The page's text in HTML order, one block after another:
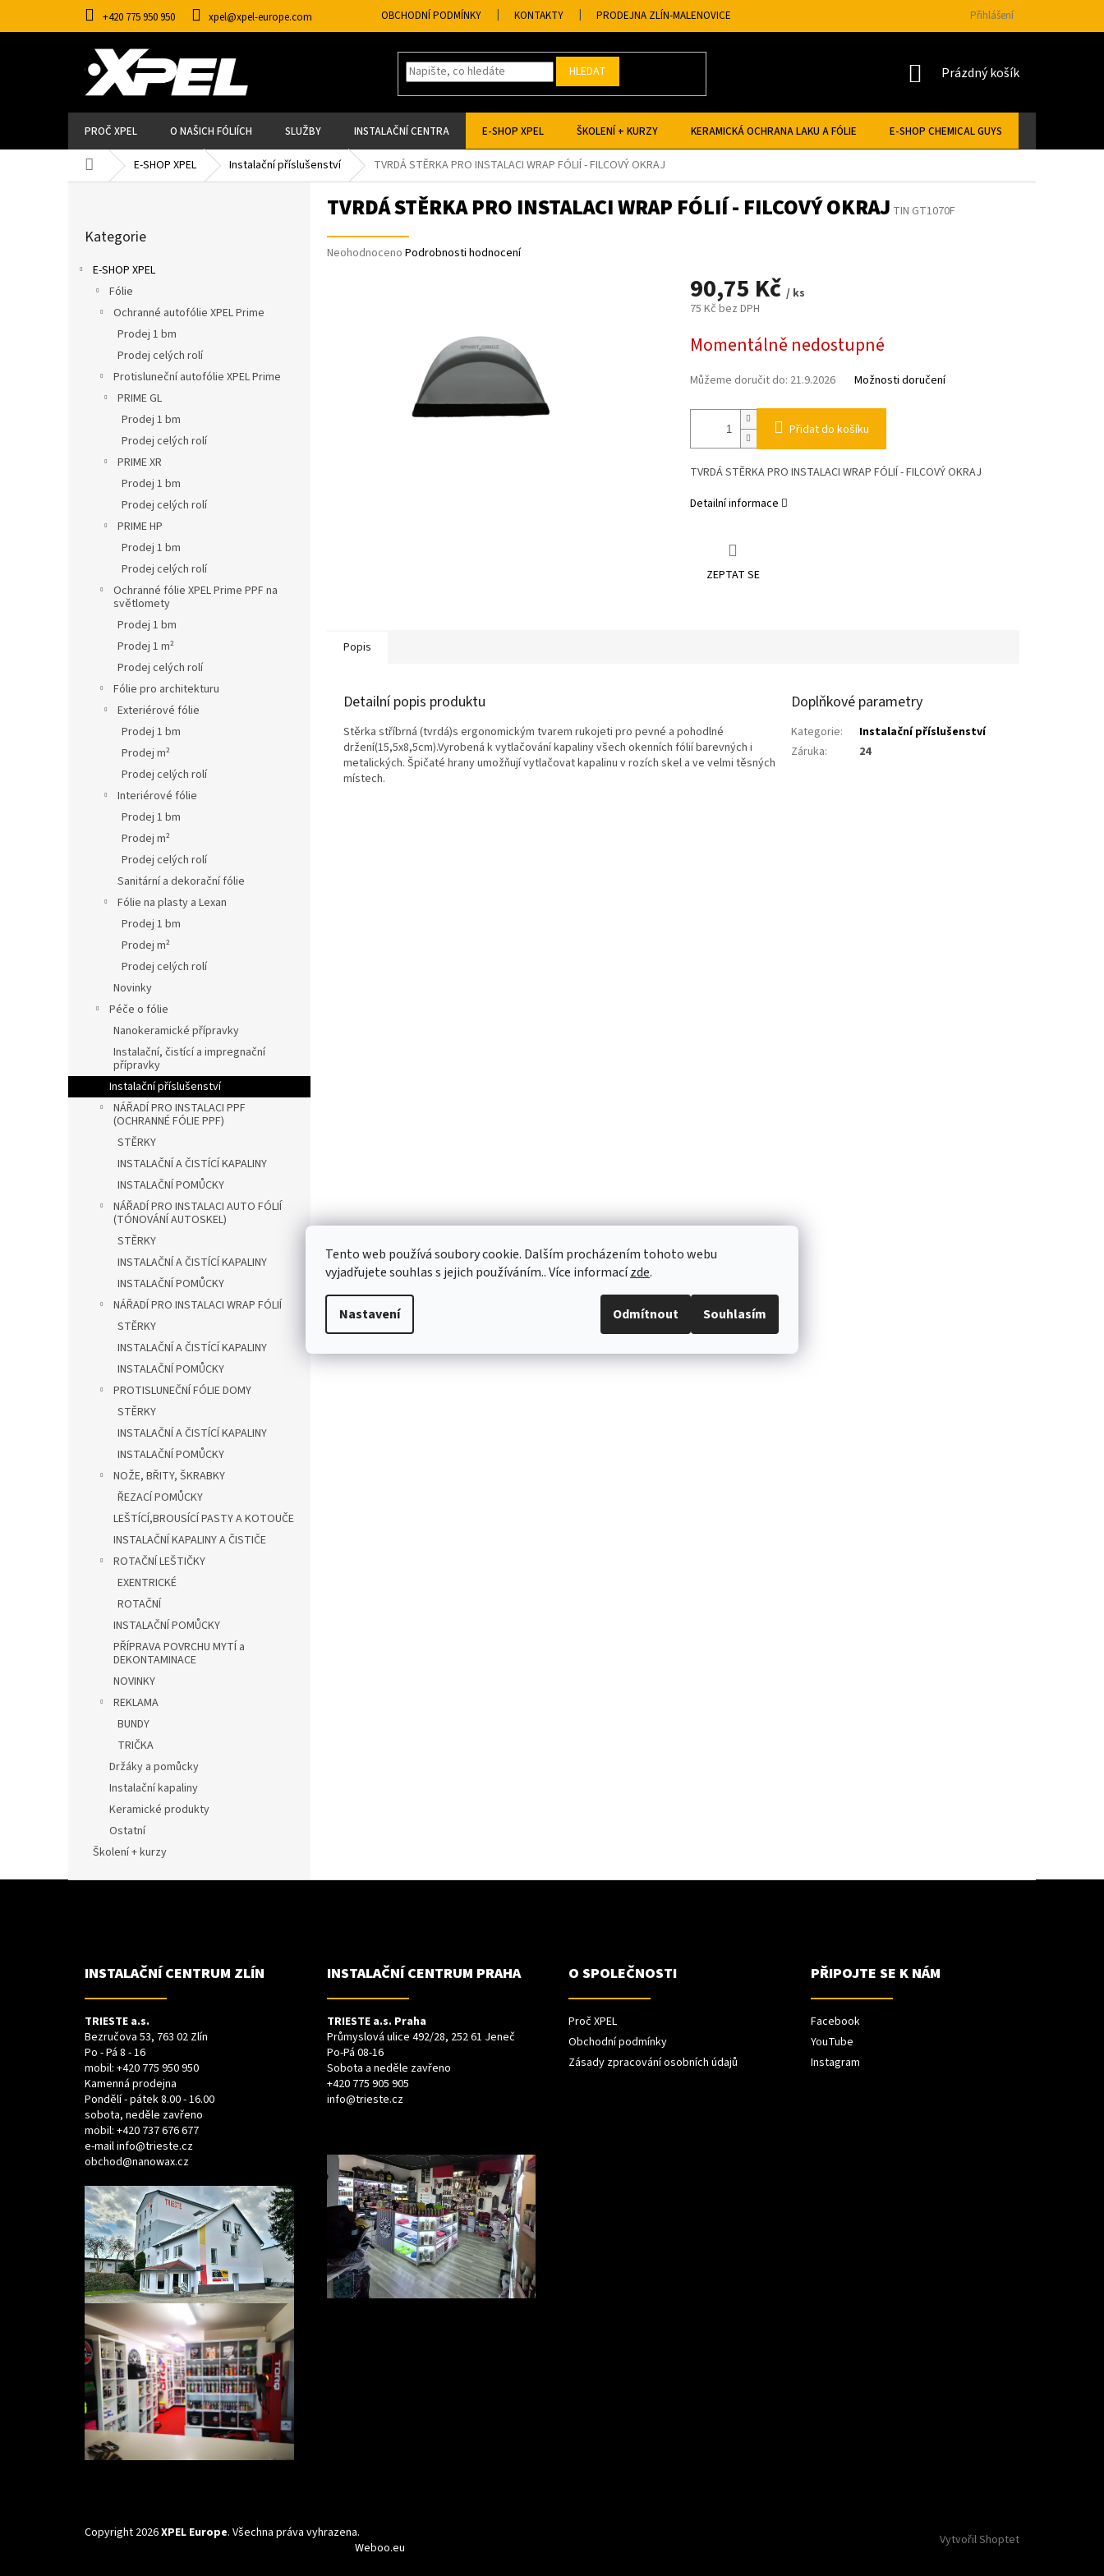
Tento web používá soubory cookie. Dalším procházením tohoto webu
vyjadřujete souhlas s jejich používáním.. Více informacízde.
Nastavení Odmítnout Souhlasím
+420 775 950 950 xpel@xpel-europe.com OBCHODNÍ PODMÍNKY KONTAKTY PRODEJNA ZLÍN-MALENOVICE Přihlášení
HLEDAT
NÁKUPNÍ
Prázdný košík
PROČ XPEL O NAŠICH FÓLIÍCH SLUŽBY INSTALAČNÍ CENTRA E-SHOP XPEL ŠKOLENÍ + KURZY KERAMICKÁ OCHRANA LAKU A FÓLIE E-SHOP CHEMICAL GUYS
Domů E-SHOP XPEL Instalační příslušenství TVRDÁ STĚRKA PRO INSTALACI WRAP FÓLIÍ - FILCOVÝ OKRAJ
P
kategorie
Kategorie
E-SHOP XPEL
Fólie
Ochranné autofólie XPEL Prime
Prodej 1 bm
Prodej celých rolí
Protisluneční autofólie XPEL Prime
PRIME GL
Prodej 1 bm
Prodej celých rolí
PRIME XR
Prodej 1 bm
Prodej celých rolí
PRIME HP
Prodej 1 bm
Prodej celých rolí
Ochranné fólie XPEL Prime PPF na
světlomety
Prodej 1 bm
Prodej 1 m²
Prodej celých rolí
Fólie pro architekturu
Exteriérové fólie
Prodej 1 bm
Prodej m²
Prodej celých rolí
Interiérové fólie
Prodej 1 bm
Prodej m²
Prodej celých rolí
Sanitární a dekorační fólie
Fólie na plasty a Lexan
Prodej 1 bm
Prodej m²
Prodej celých rolí
Novinky
Péče o fólie
Nanokeramické přípravky
Instalační, čistící a impregnační
přípravky
Instalační příslušenství
NÁŘADÍ PRO INSTALACI PPF
(OCHRANNÉ FÓLIE PPF)
STĚRKY
INSTALAČNÍ A ČISTÍCÍ KAPALINY
INSTALAČNÍ POMŮCKY
NÁŘADÍ PRO INSTALACI AUTO FÓLIÍ
(TÓNOVÁNÍ AUTOSKEL)
STĚRKY
INSTALAČNÍ A ČISTÍCÍ KAPALINY
INSTALAČNÍ POMŮCKY
NÁŘADÍ PRO INSTALACI WRAP FÓLIÍ
STĚRKY
INSTALAČNÍ A ČISTÍCÍ KAPALINY
INSTALAČNÍ POMŮCKY
PROTISLUNEČNÍ FÓLIE DOMY
STĚRKY
INSTALAČNÍ A ČISTÍCÍ KAPALINY
INSTALAČNÍ POMŮCKY
NOŽE, BŘITY, ŠKRABKY
ŘEZACÍ POMŮCKY
LEŠTÍCÍ,BROUSÍCÍ PASTY A KOTOUČE
INSTALAČNÍ KAPALINY A ČISTIČE
ROTAČNÍ LEŠTIČKY
EXENTRICKÉ
ROTAČNÍ
INSTALAČNÍ POMŮCKY
PŘÍPRAVA POVRCHU MYTÍ a
DEKONTAMINACE
NOVINKY
REKLAMA
BUNDY
TRIČKA
Držáky a pomůcky
Instalační kapaliny
Keramické produkty
Ostatní
Školení + kurzy
TVRDÁ STĚRKA PRO INSTALACI WRAP FÓLIÍ - FILCOVÝ OKRAJ TIN GT1070F
Průměrné
Neohodnoceno Podrobnosti hodnocení
90,75 Kč / ks
75 Kč bez DPH
cena:
Momentálně nedostupné
Můžeme doručit do: 21.9.2026 Možnosti doručení
Přidat do košíku
TVRDÁ STĚRKA PRO INSTALACI WRAP FÓLIÍ - FILCOVÝ OKRAJ
Detailní informace
ZEPTAT SE
Popis
Detailní popis produktu
Stěrka stříbrná (tvrdá)s ergonomickým tvarem rukojeti pro pevné a pohodlné
držení(15,5x8,5cm).Vyrobená k vytlačování kapaliny všech okenních fólií barevných i
metalických. Špičaté hrany umožňují vytlačovat kapalinu v rozích skel a ve velmi těsných
místech.
Doplňkové parametry
Kategorie:
Instalační příslušenství
Záruka: 24
Z
INSTALAČNÍ CENTRUM ZLÍN
TRIESTE a.s.
Bezručova 53, 763 02 Zlín
Po - Pá 8 - 16
mobil: +420 775 950 950
Kamenná prodejna
Pondělí - pátek 8.00 - 16.00
sobota, neděle zavřeno
mobil: +420 737 676 677
e-mailinfo@trieste.cz
obchod@nanowax.cz
INSTALAČNÍ CENTRUM PRAHA
TRIESTE a.s. Praha
Průmyslová ulice 492/28, 252 61 Jeneč
Po-Pá 08-16
Sobota a neděle zavřeno
+420 775 905 905
info@trieste.cz
O SPOLEČNOSTI
Proč XPEL
Obchodní podmínky
Zásady zpracování osobních údajů
PŘIPOJTE SE K NÁM
Facebook
YouTube
Instagram
Vytvořil Shoptet
Copyright 2026XPEL Europe. Všechna práva vyhrazena.
Weboo.eu